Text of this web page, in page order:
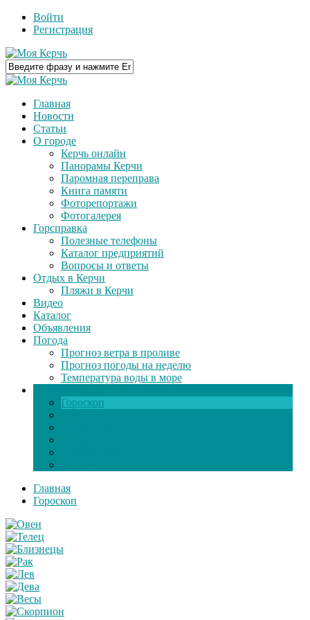
Войти
Регистрация
Главная
Новости
Статьи
О городе
Керчь онлайн
Панорамы Керчи
Паромная переправа
Книга памяти
Фоторепортажи
Фотогалерея
Горсправка
Полезные телефоны
Каталог предприятий
Вопросы и ответы
Отдых в Керчи
Пляжи в Керчи
Видео
Каталог
Объявления
Погода
Прогноз ветра в проливе
Прогноз погоды на неделю
Температура воды в море
Гороскоп
Главная
Гороскоп